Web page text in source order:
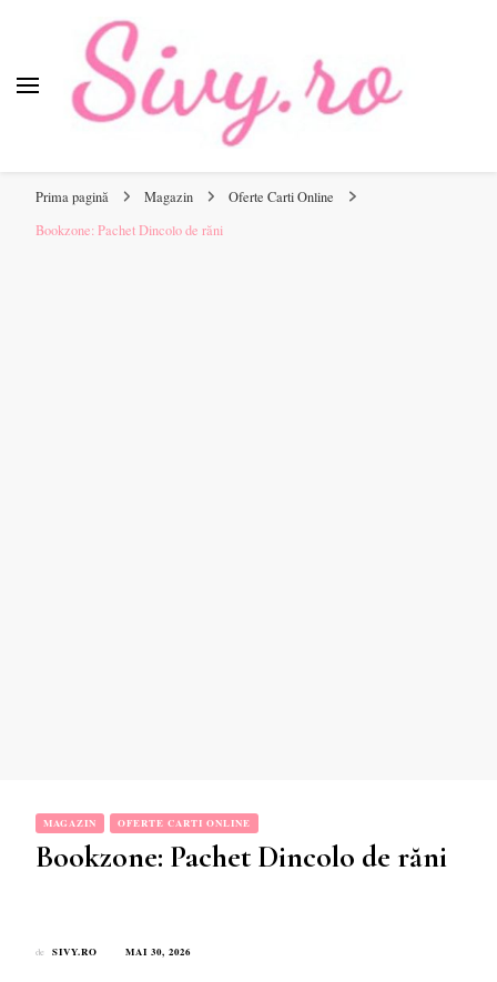
online pentru tine.
Prima pagină Magazin
Oferte Carti Online
Bookzone: Pachet Dincolo de răni
MAGAZIN OFERTE CARTI ONLINE
Bookzone: Pachet Dincolo de răni
de SIVY.RO MAI 30, 2026